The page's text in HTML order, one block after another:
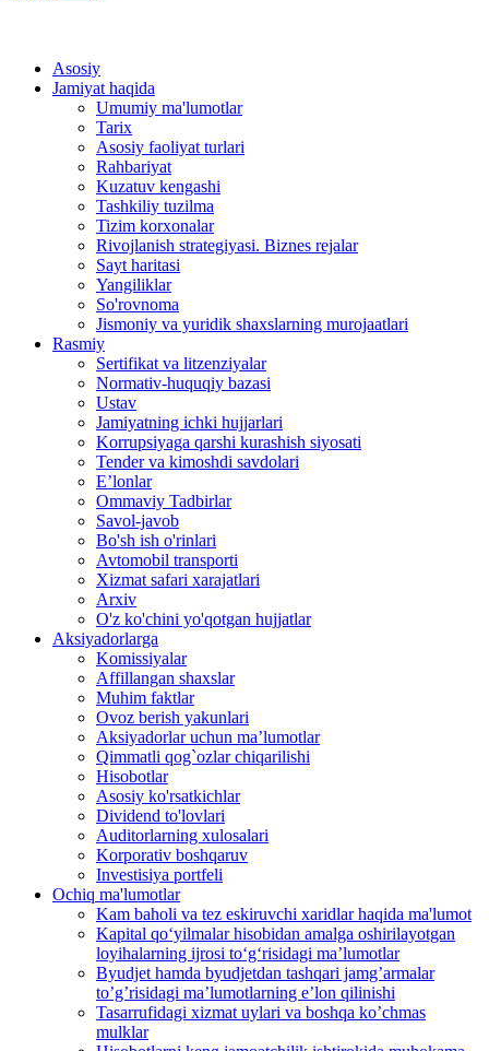
Asosiy
Jamiyat haqida
Umumiy ma'lumotlar
Tarix
Asosiy faoliyat turlari
Rahbariyat
Kuzatuv kengashi
Tashkiliy tuzilma
Tizim korxonalar
Rivojlanish strategiyasi. Biznes rejalar
Sayt haritasi
Yangiliklar
So'rovnoma
Jismoniy va yuridik shaxslarning murojaatlari
Rasmiy
Sertifikat va litzenziyalar
Normativ-huquqiy bazasi
Ustav
Jamiyatning ichki hujjarlari
Korrupsiyaga qarshi kurashish siyosati
Tender va kimoshdi savdolari
E’lonlar
Ommaviy Tadbirlar
Savol-javob
Bo'sh ish o'rinlari
Avtomobil transporti
Xizmat safari xarajatlari
Arxiv
O'z ko'chini yo'qotgan hujjatlar
Aksiyadorlarga
Komissiyalar
Affillangan shaxslar
Muhim faktlar
Ovoz berish yakunlari
Aksiyadorlar uchun ma’lumotlar
Qimmatli qog`ozlar chiqarilishi
Hisobotlar
Asosiy ko'rsatkichlar
Dividend to'lovlari
Auditorlarning xulosalari
Korporativ boshqaruv
Investisiya portfeli
Ochiq ma'lumotlar
Kam baholi va tez eskiruvchi xaridlar haqida ma'lumot
Kapital qo‘yilmalar hisobidan amalga oshirilayotgan
loyihalarning ijrosi to‘g‘risidagi maʼlumotlar
Byudjet hamda byudjetdan tashqari jamgʼarmalar
toʼgʼrisidagi maʼlumotlarning eʼlon qilinishi
Tasarrufidagi xizmat uylari va boshqa koʼchmas
mulklar